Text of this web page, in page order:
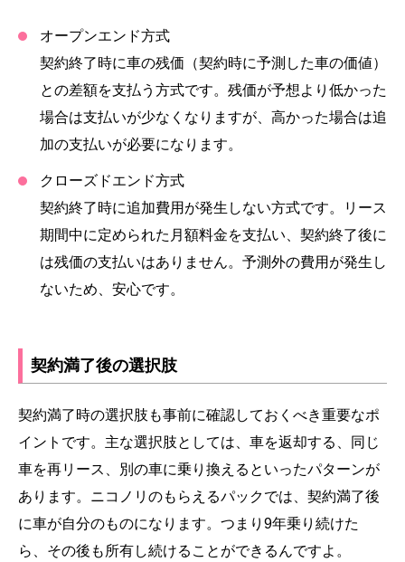
オープンエンド方式
契約終了時に車の残価（契約時に予測した車の価値）
との差額を支払う方式です。残価が予想より低かった
場合は支払いが少なくなりますが、高かった場合は追
加の支払いが必要になります。
クローズドエンド方式
契約終了時に追加費用が発生しない方式です。リース
期間中に定められた月額料金を支払い、契約終了後に
は残価の支払いはありません。予測外の費用が発生し
ないため、安心です。
契約満了後の選択肢
契約満了時の選択肢も事前に確認しておくべき重要なポ
イントです。主な選択肢としては、車を返却する、同じ
車を再リース、別の車に乗り換えるといったパターンが
あります。ニコノリのもらえるパックでは、契約満了後
に車が自分のものになります。つまり9年乗り続けた
ら、その後も所有し続けることができるんですよ。